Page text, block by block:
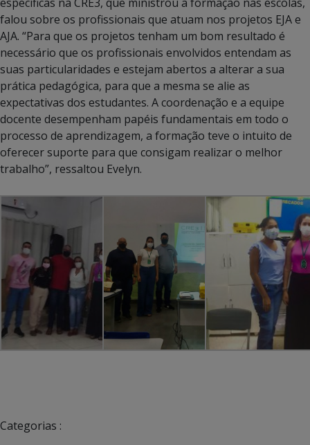
falou sobre os profissionais que atuam nos projetos EJA e
AJA. “Para que os projetos tenham um bom resultado é
necessário que os profissionais envolvidos entendam as
suas particularidades e estejam abertos a alterar a sua
prática pedagógica, para que a mesma se alie as
expectativas dos estudantes. A coordenação e a equipe
docente desempenham papéis fundamentais em todo o
processo de aprendizagem, a formação teve o intuito de
oferecer suporte para que consigam realizar o melhor
trabalho”, ressaltou Evelyn.
Categorias :